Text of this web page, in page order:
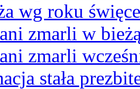
wg roku
zmarli w
zmarli
stała